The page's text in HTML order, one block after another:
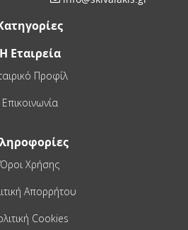
Η Εταιρεία
Προφίλ
Επικοινωνία
Όροι Χρήσης
Απορρήτου
Cookies